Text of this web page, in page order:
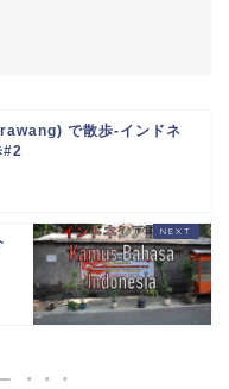
で散歩-インドネ
#2